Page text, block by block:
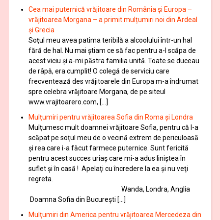
Cea mai puternică vrăjitoare din România și Europa –
vrăjitoarea Morgana – a primit mulțumiri noi din Ardeal
și Grecia
Soţul meu avea patima teribilă a alcoolului într-un hal
fără de hal. Nu mai ştiam ce să fac pentru a-l scăpa de
acest viciu şi a-mi păstra familia unită. Toate se duceau
de râpă, era cumplit! O colegă de serviciu care
frecventează des vrăjitoarele din Europa m-a îndrumat
spre celebra vrăjitoare Morgana, de pe siteul
www.vrajitoarero.com, […]
Mulțumiri pentru vrăjitoarea Sofia din Roma și Londra
Mulţumesc mult doamnei vrăjitoare Sofia, pentru că l-a
scăpat pe soțul meu de o vecină extrem de periculoasă
și rea care i-a făcut farmece puternice. Sunt fericită
pentru acest succes uriaș care mi-a adus liniștea în
suflet și în casă ! Apelaţi cu încredere la ea şi nu veţi
regreta.
Wanda, Londra, Anglia
Doamna Sofia din București […]
Mulţumiri din America pentru vrăjitoarea Mercedeza din